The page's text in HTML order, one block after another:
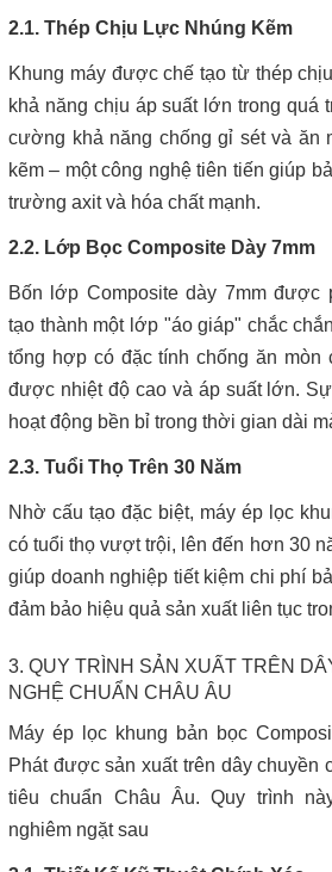
2.1. Thép Chịu Lực Nhúng Kẽm
Khung máy được chế tạo từ thép
khả năng chịu áp suất lớn trong quá
cường khả năng chống gỉ sét và ăn
kẽm – một công nghệ tiên tiến giúp
trường axit và hóa chất mạnh.
2.2. Lớp Bọc Composite Dày 7mm
Bốn lớp Composite dày 7mm được
tạo thành một lớp "áo giáp" chắc
tổng hợp có đặc tính chống ăn mòn
được nhiệt độ cao và áp suất lớn.
hoạt động bền bỉ trong thời gian dài
2.3. Tuổi Thọ Trên 30 Năm
Nhờ cấu tạo đặc biệt, máy ép lọc
có tuổi thọ vượt trội, lên đến hơn 30
giúp doanh nghiệp tiết kiệm chi phí
đảm bảo hiệu quả sản xuất liên tục
3. QUY TRÌNH SẢN XUẤT TRÊN
NGHỆ CHUẨN CHÂU ÂU
Máy ép lọc khung bản bọc
Phát được sản xuất trên dây chuyền
tiêu chuẩn Châu Âu. Quy trình
nghiêm ngặt sau